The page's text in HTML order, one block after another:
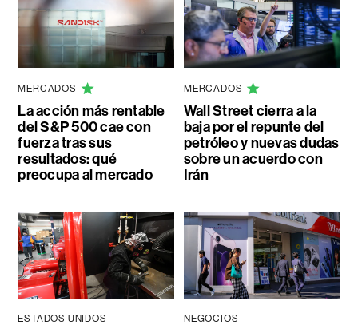
MERCADOS
La acción más rentable
del S&P 500 cae con
fuerza tras sus
resultados: qué
preocupa al mercado
MERCADOS
Wall Street cierra a la
baja por el repunte del
petróleo y nuevas dudas
sobre un acuerdo con
Irán
ESTADOS UNIDOS NEGOCIOS